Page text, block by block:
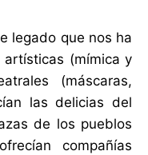
legado que nos ha
(mímica y
(máscaras,
las delicias del
de los pueblos
compañías